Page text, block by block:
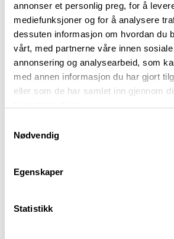
annonser et personlig preg, for å
mediefunksjoner og for å analysere
dessuten informasjon om hvordan du
vårt, med partnerne våre innen
annonsering og analysearbeid, som
med annen informasjon du har gjort
eller som de har samlet inn gjennom
Nødvendig
Egenskaper
Statistikk
Februar: 17/2, 24/2
Mars: 3/3, 10/3, 17/3, 24/
April: 7/4, 14/4, 21/4, 28/4
Mai: 5/5, 12/5, 19/5, 26/5
Juni: 2/6, 9/6, 16/6
Adresse: Blekkspruten,